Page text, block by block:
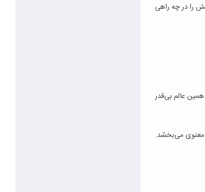
را در چه راهی
عالم بی‌قدر
معنوی می‌بخشد.